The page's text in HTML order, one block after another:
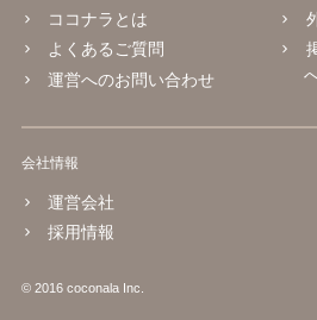
ココナラとは
よくあるご質問
運営へのお問い合わせ
会社情報
運営会社
採用情報
© 2016 coconala Inc.